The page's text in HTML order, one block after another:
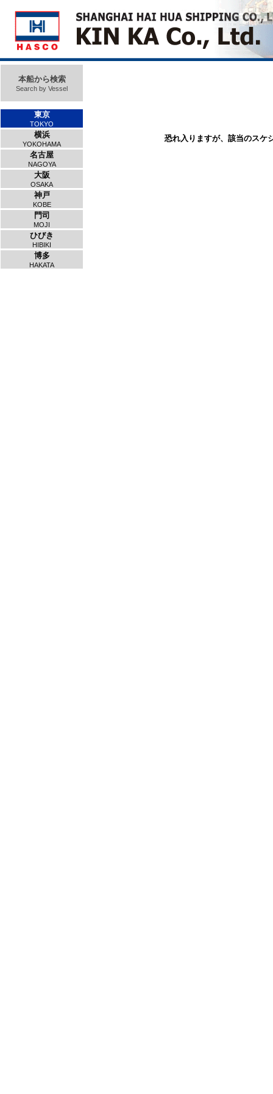
本船から検索
Search by Vessel
東京
TOKYO
横浜
YOKOHAMA
名古屋
NAGOYA
大阪
OSAKA
神戸
KOBE
門司
MOJI
ひびき
HIBIKI
博多
HAKATA
恐れ入りますが、該当のスケ